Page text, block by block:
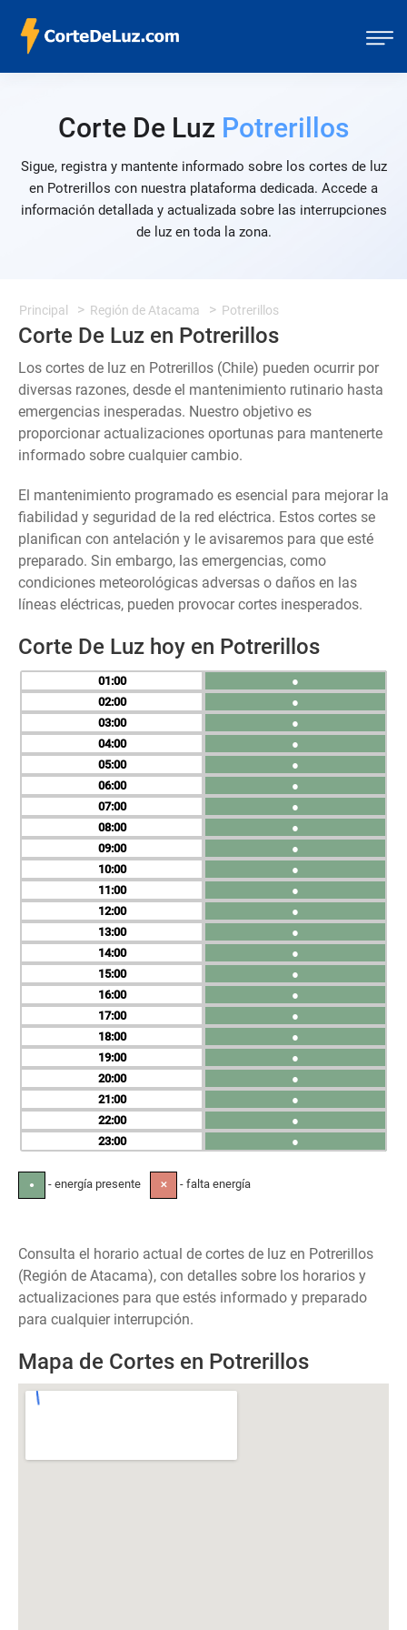
Corte De Luz Potrerillos
Sigue, registra y mantente informado sobre los cortes de luz
en Potrerillos con nuestra plataforma dedicada. Accede a
información detallada y actualizada sobre las interrupciones
de luz en toda la zona.
Principal Región de Atacama Potrerillos
Corte De Luz en Potrerillos
Los cortes de luz en Potrerillos (Chile) pueden ocurrir por
diversas razones, desde el mantenimiento rutinario hasta
emergencias inesperadas. Nuestro objetivo es
proporcionar actualizaciones oportunas para mantenerte
informado sobre cualquier cambio.
El mantenimiento programado es esencial para mejorar la
fiabilidad y seguridad de la red eléctrica. Estos cortes se
planifican con antelación y le avisaremos para que esté
preparado. Sin embargo, las emergencias, como
condiciones meteorológicas adversas o daños en las
líneas eléctricas, pueden provocar cortes inesperados.
Corte De Luz hoy en Potrerillos
01
02
03
04
05
06
07
08
09
10
11
12
13
14
15
16
17
18
19
20
21
22
23
●
●
●
●
●
●
●
●
●
●
●
●
●
●
●
●
●
●
●
●
●
●
●
● - energía presente ✕ - falta energía
Consulta el horario actual de cortes de luz en Potrerillos
(Región de Atacama), con detalles sobre los horarios y
actualizaciones para que estés informado y preparado
para cualquier interrupción.
Mapa de Cortes en Potrerillos